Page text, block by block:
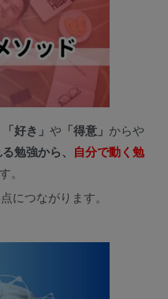
「好き」 や 「得意」 からや
勉強から、
自分で動く勉
。
につながります。